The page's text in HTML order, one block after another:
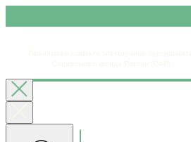
Принимаем к оплате электронные сертификаты
Социального фонда России (СФР)